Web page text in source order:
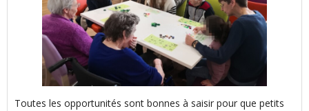
Toutes les opportunités sont bonnes à saisir pour que petits